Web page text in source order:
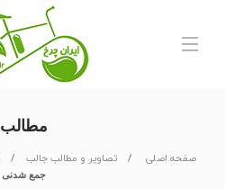
مطالب
صفحه اصلی تصاویر و مطالب جالب
جمع شدنی